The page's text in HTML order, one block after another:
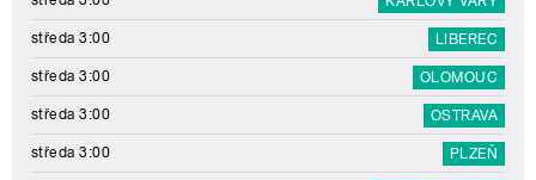
středa 3:00 LIBEREC
středa 3:00 OLOMOUC
středa 3:00 OSTRAVA
středa 3:00 PLZEŇ